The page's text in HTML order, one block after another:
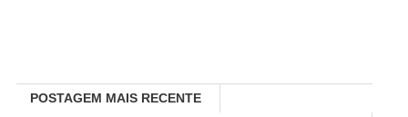
POSTAGEM MAIS RECENTE